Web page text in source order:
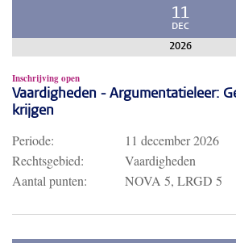
11
DEC
2026
Inschrijving open
Vaardigheden - Argumentatieleer:
krijgen
Periode:
11 december 2026
Rechtsgebied:
Vaardigheden
Aantal punten:
NOVA 5, LRGD 5